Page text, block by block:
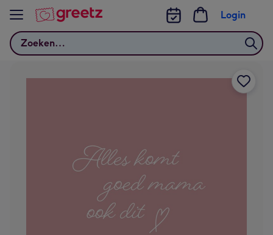
Bekijk meer
Zoeken
Login